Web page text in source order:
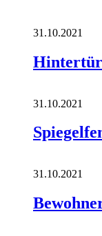
31.10.2021
Hintertür
31.10.2021
31.10.2021